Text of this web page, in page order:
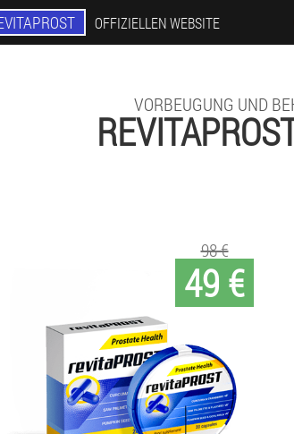
OFFIZIELLEN WEBSITE
VORBEUGUNG UND
49 €
98 €